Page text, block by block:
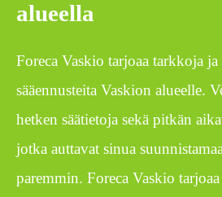
alueella
Foreca Vaskio tarjoaa tarkkoja
sääennusteita Vaskion alueelle.
hetken säätietoja sekä pitkän
jotka auttavat sinua
paremmin. Foreca Vaskio